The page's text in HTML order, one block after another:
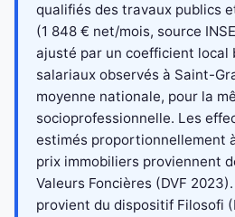
qualifiés des travaux publics
(1 848 € net/mois, source
ajusté par un coefficient local
salariaux observés à Saint-
moyenne nationale, pour la
socioprofessionnelle. Les
estimés proportionnellement
prix immobiliers proviennent
Valeurs Foncières (DVF
provient du dispositif Filosofi